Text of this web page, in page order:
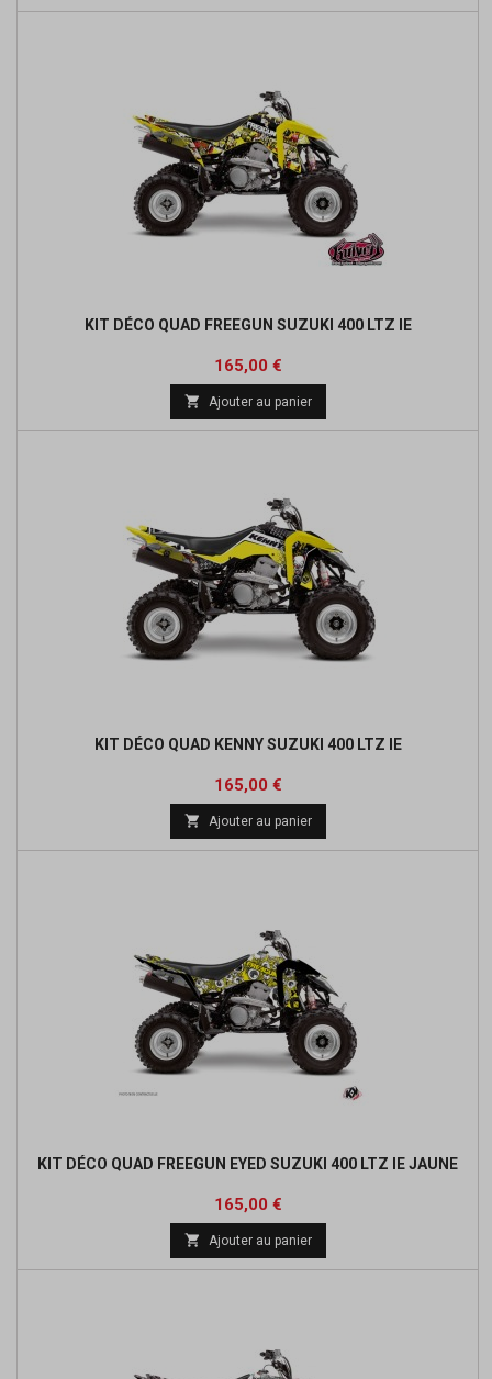
KIT DÉCO QUAD FREEGUN SUZUKI 400 LTZ IE
Prix
165,00 €
 Ajouter au panier
KIT DÉCO QUAD KENNY SUZUKI 400 LTZ IE
Prix
165,00 €
 Ajouter au panier
KIT DÉCO QUAD FREEGUN EYED SUZUKI 400 LTZ IE JAUNE
Prix
165,00 €
 Ajouter au panier